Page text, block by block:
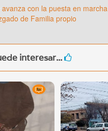
con la puesta en marcha
de Familia propio
interesar...